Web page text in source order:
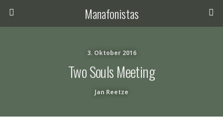
Manafonistas
3. Oktober 2016
Two Souls Meeting
Jan Reetze